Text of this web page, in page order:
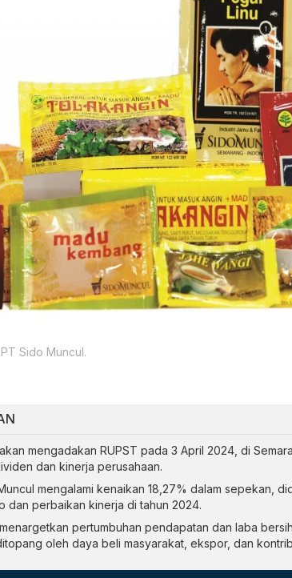
Sido Muncul.
mengadakan RUPST pada 3 April 2024, di
dan kinerja perusahaan.
mengalami kenaikan 18,27% dalam sepekan,
dan perbaikan kinerja di tahun 2024.
pertumbuhan pendapatan dan laba
oleh daya beli masyarakat, ekspor, dan